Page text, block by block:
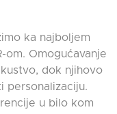
ka najboljem
om. Omogućavanje
dok njihovo
personalizaciju.
u bilo kom